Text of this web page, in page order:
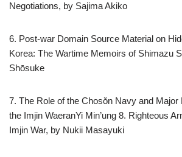
Negotiations, by Sajima Akiko
6. Post-war Domain Source Material on
Korea: The Wartime Memoirs of Shimazu
Shōsuke
7. The Role of the Chosŏn Navy and
the Imjin WaeranYi Min’ung 8. Righteous
Imjin War, by Nukii Masayuki